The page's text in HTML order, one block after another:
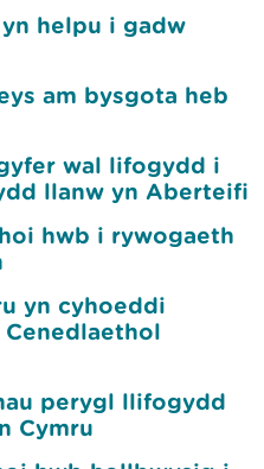
helpu i gadw
am bysgota heb
wal lifogydd i
llanw yn Aberteifi
hwb i rywogaeth
yn cyhoeddi
perygl llifogydd
Cymru